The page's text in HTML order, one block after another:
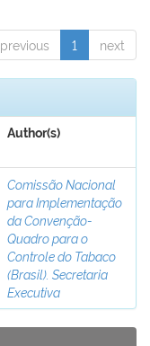
previous 1 next
Author(s)
Comissão Nacional
para Implementação
da Convenção-
Quadro para o
Controle do Tabaco
(Brasil). Secretaria
Executiva